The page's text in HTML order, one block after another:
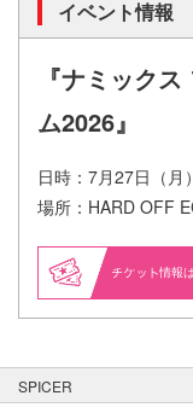
イベント情報
『ナミック
ム2026』
日時：7月27日（月
場所：HARD OFF
情報
SPICER